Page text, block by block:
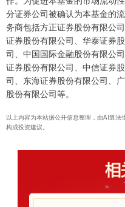
分证券公司被确认为本基金的
务商包括方正证券股份有限公
证券股份有限公司、华泰证券
司、中国国际金融股份有限公
证券股份有限公司、中信证券
司、东海证券股份有限公司、
股份有限公司等。
以上内容为本站据公开信息整理，由AI算
构成投资建议。